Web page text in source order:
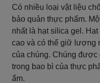
Có nhiều loại vật liệu
bảo quản thực phẩm.
nhất là hạt silica gel.
cao và có thể giữ
của chúng. Chúng được
trong bao bì của thực
ẩm.